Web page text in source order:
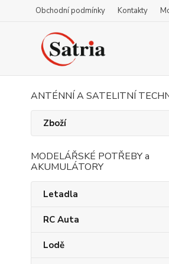
Obchodní podmínky Kontakty
ANTÉNNÍ A SATELITNÍ
Zboží
MODELÁŘSKÉ POTŘEBY a
AKUMULÁTORY
Letadla
RC Auta
Lodě